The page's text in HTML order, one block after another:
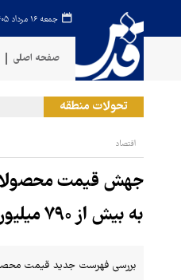
جمعه ۱۶ مرداد ۱۴۰۵
صفحه اصلی
تحولات منطقه
اقتصاد
به بیش از ۷۹۰ میلیون تومان رسید